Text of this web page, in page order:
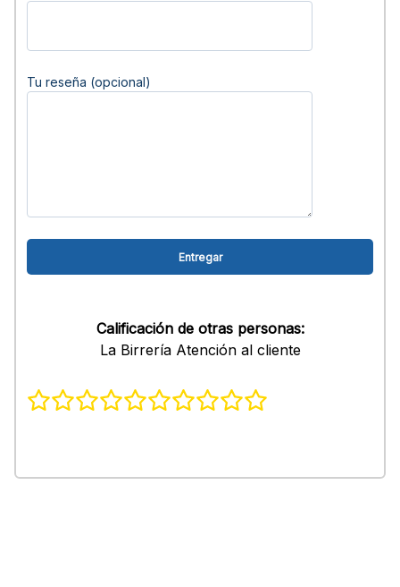
Tu reseña (opcional)
Calificación de otras personas:
La Birrería Atención al cliente